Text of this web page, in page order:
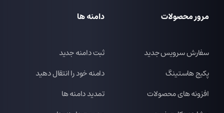
مرور محصولات
سفارش سرویس جدید
پکیج هاستینگ
افزونه های محصولات
دامنه ها
ثبت دامنه جدید
دامنه خود را انتقال دهید
تمدید دامنه ها